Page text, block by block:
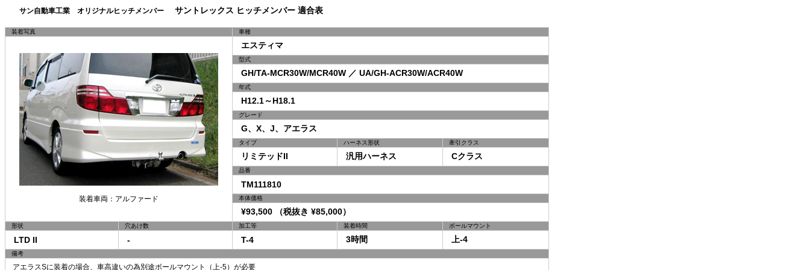
サン自動車工業 オリジナルヒッチメンバー サントレックス ヒッチメンバー 適合表
装着写真 車種
装着車両：アルファード
エスティマ
型式
GH/TA-MCR30W/MCR40W ／ UA/GH-ACR30W/ACR40W
年式
H12.1～H18.1
グレード
G、X、J、アエラス
タイプ ハーネス形状 牽引クラス
リミテッドII 汎用ハーネス Cクラス
品番
TM111810
本体価格
¥93,500 （税抜き ¥85,000）
形状 穴あけ数 加工等 装着時間 ボールマウント
LTD II - T-4 3時間 上-4
備考
アエラスSに装着の場合、車高違いの為別途ボールマウント（上-5）が必要